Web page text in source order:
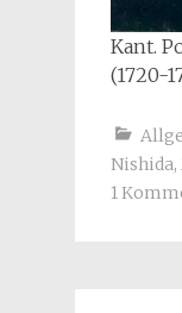
Kant.
(1720-
Nishida,
1